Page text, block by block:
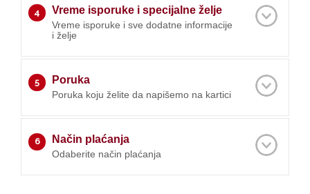
4 Vreme isporuke i specijalne želje
Vreme isporuke i sve dodatne informacije
i želje
5 Poruka
Poruka koju želite da napišemo na kartici
6 Način plaćanja
Odaberite način plaćanja